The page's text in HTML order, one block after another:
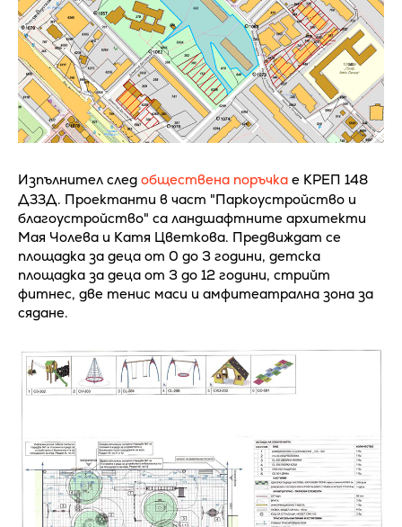
Изпълнител след обществена поръчка е КРЕП 148
ДЗЗД. Проектанти в част "Паркоустройство и
благоустройство" са ландшафтните архитекти
Мая Чолева и Катя Цветкова. Предвиждат се
площадка за деца от 0 до 3 години, детска
площадка за деца от 3 до 12 години, стрийт
фитнес, две тенис маси и амфитеатрална зона за
сядане.